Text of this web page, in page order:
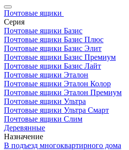
Почтовые ящики
Серия
Почтовые ящики Базис
Почтовые ящики Базис Плюс
Почтовые ящики Базис Элит
Почтовые ящики Базис Премиум
Почтовые ящики Базис Лайт
Почтовые ящики Эталон
Почтовые ящики Эталон Колор
Почтовые ящики Эталон Премиум
Почтовые ящики Ультра
Почтовые ящики Ультра Смарт
Почтовые ящики Слим
Деревянные
Назначение
В подъезд многоквартирного дома